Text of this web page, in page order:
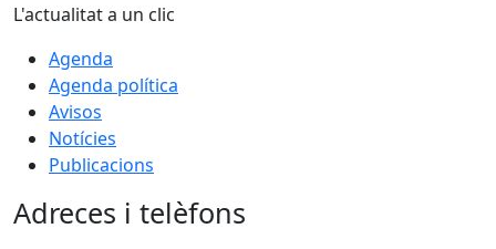
L'actualitat a un clic
Agenda
Agenda política
Avisos
Notícies
Publicacions
Adreces i telèfons